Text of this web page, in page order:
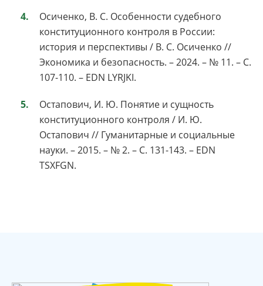
Осиченко, В. С. Особенности судебного
конституционного контроля в России:
история и перспективы / В. С. Осиченко //
Экономика и безопасность. – 2024. – № 11. – С.
107-110. – EDN LYRJKI.
Остапович, И. Ю. Понятие и сущность
конституционного контроля / И. Ю.
Остапович // Гуманитарные и социальные
науки. – 2015. – № 2. – С. 131-143. – EDN
TSXFGN.